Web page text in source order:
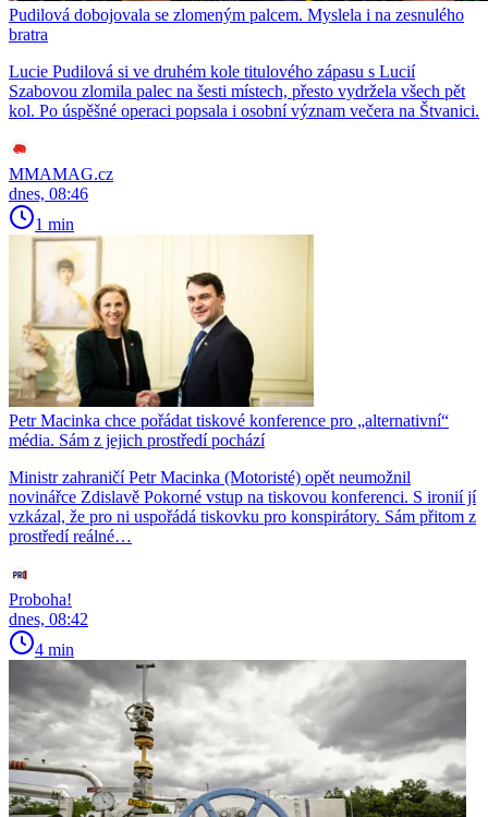
Pudilová dobojovala se zlomeným palcem. Myslela i na zesnulého
bratra
Lucie Pudilová si ve druhém kole titulového zápasu s Lucií
Szabovou zlomila palec na šesti místech, přesto vydržela všech pět
kol. Po úspěšné operaci popsala i osobní význam večera na Štvanici.
MMAMAG.cz
dnes, 08:46
1 min
Petr Macinka chce pořádat tiskové konference pro „alternativní“
média. Sám z jejich prostředí pochází
Ministr zahraničí Petr Macinka (Motoristé) opět neumožnil
novinářce Zdislavě Pokorné vstup na tiskovou konferenci. S ironií jí
vzkázal, že pro ni uspořádá tiskovku pro konspirátory. Sám přitom z
prostředí reálné…
Proboha!
dnes, 08:42
4 min